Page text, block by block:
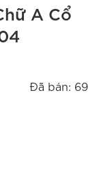
A Cổ
Đã bán: 69